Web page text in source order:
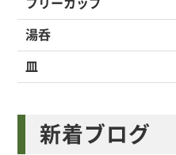
フリーカップ
湯呑
皿
新着ブログ